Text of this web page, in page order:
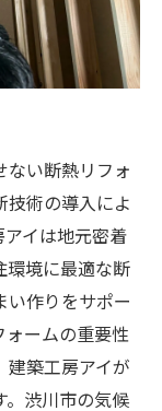
ない断熱リフォ
技術の導入によ
イは地元密着
環境に最適な断
い作りをサポー
ォームの重要性
築工房アイが
。渋川市の気候